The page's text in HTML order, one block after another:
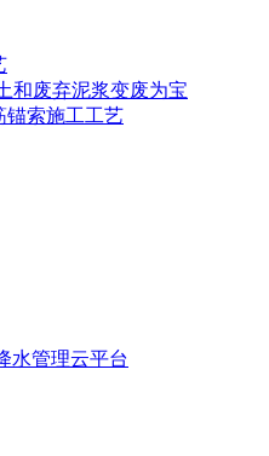
和废弃泥浆变废为宝
锚索施工工艺
水管理云平台